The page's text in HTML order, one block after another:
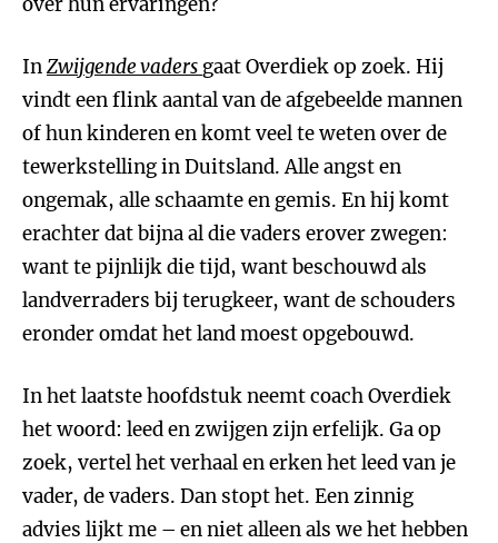
InZwijgende vaders gaat Overdiek op zoek. Hij
vindt een flink aantal van de afgebeelde mannen
of hun kinderen en komt veel te weten over de
tewerkstelling in Duitsland. Alle angst en
ongemak, alle schaamte en gemis. En hij komt
erachter dat bijna al die vaders erover zwegen:
want te pijnlijk die tijd, want beschouwd als
landverraders bij terugkeer, want de schouders
eronder omdat het land moest opgebouwd.
In het laatste hoofdstuk neemt coach Overdiek
het woord: leed en zwijgen zijn erfelijk. Ga op
zoek, vertel het verhaal en erken het leed van je
vader, de vaders. Dan stopt het. Een zinnig
advies lijkt me – en niet alleen als we het hebben